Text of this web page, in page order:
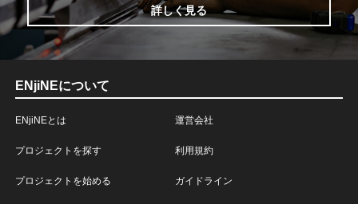
詳しく見る
ENjiNEについて
ENjiNEとは
プロジェクトを探す
プロジェクトを始める
運営会社
利用規約
ガイドライン